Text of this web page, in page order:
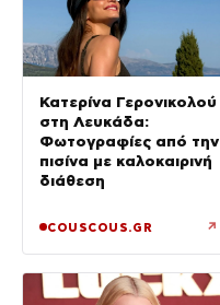
Κατερίνα Γερονικολού
στη Λευκάδα:
Φωτογραφίες από την
πισίνα με καλοκαιρινή
διάθεση
COUSCOUS.GR ↗